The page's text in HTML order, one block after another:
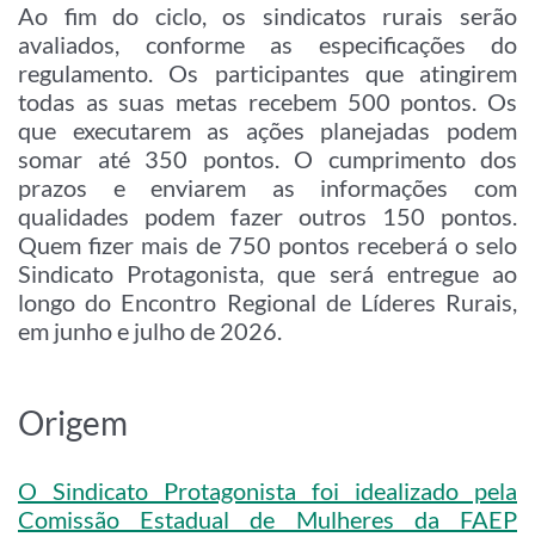
Ao fim do ciclo, os sindicatos rurais serão
avaliados, conforme as especificações do
regulamento. Os participantes que atingirem
todas as suas metas recebem 500 pontos. Os
que executarem as ações planejadas podem
somar até 350 pontos. O cumprimento dos
prazos e enviarem as informações com
qualidades podem fazer outros 150 pontos.
Quem fizer mais de 750 pontos receberá o selo
Sindicato Protagonista, que será entregue ao
longo do Encontro Regional de Líderes Rurais,
em junho e julho de 2026.
Origem
O Sindicato Protagonista foi idealizado pela
Comissão Estadual de Mulheres da FAEP